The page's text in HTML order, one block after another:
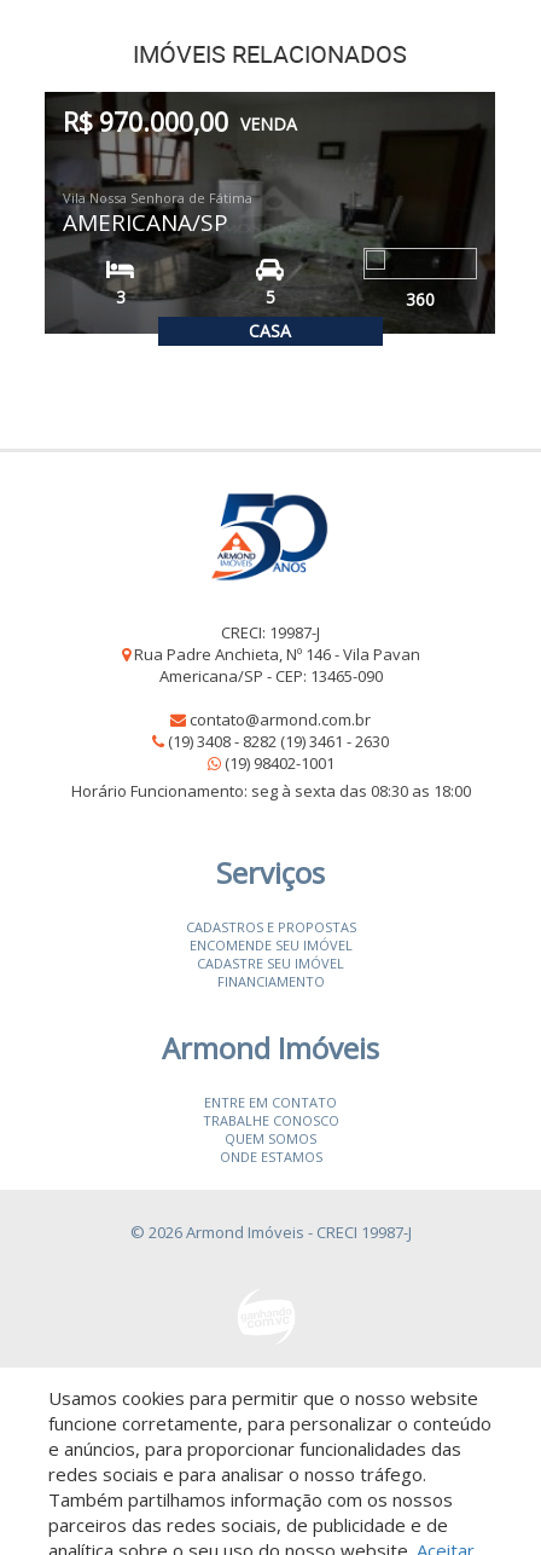
IMÓVEIS RELACIONADOS
CASA
R$ 970.000,00 VENDA
Vila Nossa Senhora de Fátima
AMERICANA/SP
3 5 360
CRECI: 19987-J
Rua Padre Anchieta, Nº 146 - Vila Pavan
Americana/SP - CEP: 13465-090
contato@armond.com.br
(19) 3408 - 8282 (19) 3461 - 2630
(19) 98402-1001
Horário Funcionamento: seg à sexta das 08:30 as 18:00
Serviços
CADASTROS E PROPOSTAS
ENCOMENDE SEU IMÓVEL
CADASTRE SEU IMÓVEL
FINANCIAMENTO
Armond Imóveis
ENTRE EM CONTATO
TRABALHE CONOSCO
QUEM SOMOS
ONDE ESTAMOS
© 2026 Armond Imóveis - CRECI 19987-J
Descomplicado por:
Usamos cookies para permitir que o nosso website
funcione corretamente, para personalizar o conteúdo
e anúncios, para proporcionar funcionalidades das
redes sociais e para analisar o nosso tráfego.
Também partilhamos informação com os nossos
parceiros das redes sociais, de publicidade e de
analítica sobre o seu uso do nosso website. Aceitar